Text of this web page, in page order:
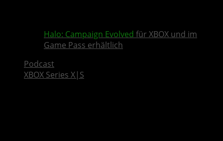
Halo: Campaign Evolved für XBOX und im
Game Pass erhältlich
Podcast
XBOX Series X|S